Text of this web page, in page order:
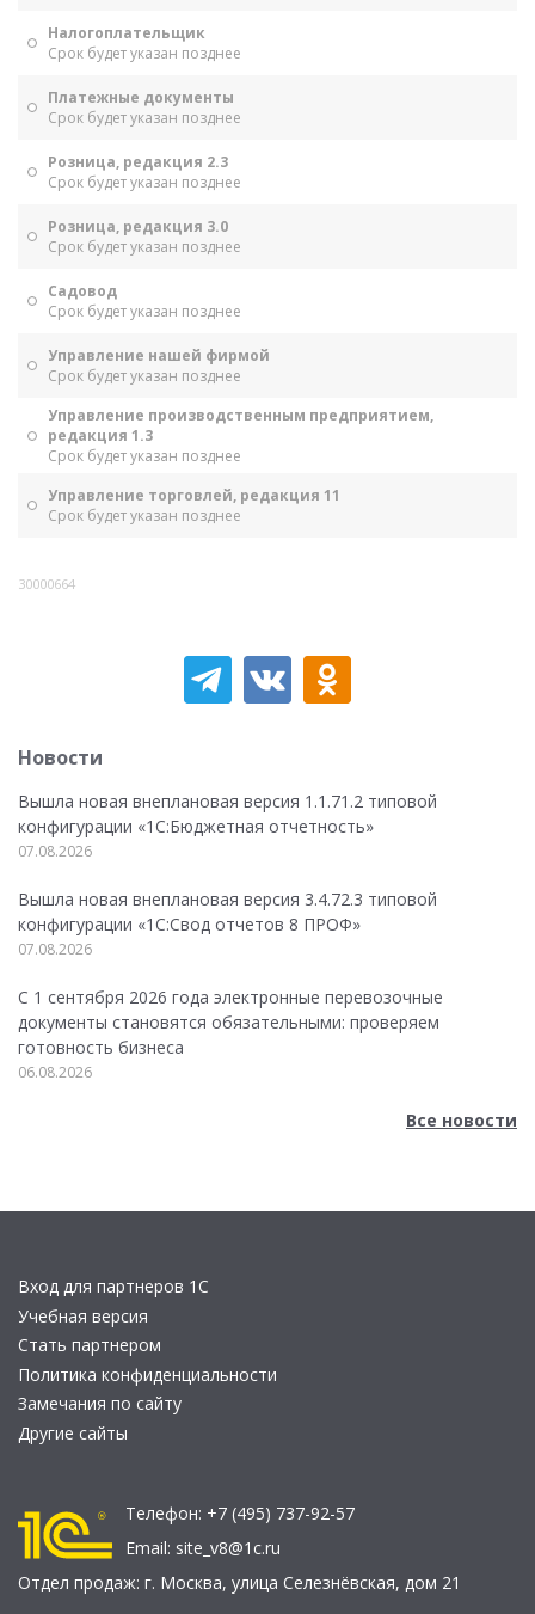
Налогоплательщик
Срок будет указан позднее
Платежные документы
Срок будет указан позднее
Розница, редакция 2.3
Срок будет указан позднее
Розница, редакция 3.0
Срок будет указан позднее
Садовод
Срок будет указан позднее
Управление нашей фирмой
Срок будет указан позднее
Управление производственным предприятием,
редакция 1.3
Срок будет указан позднее
Управление торговлей, редакция 11
Срок будет указан позднее
30000664
Новости
Вышла новая внеплановая версия 1.1.71.2 типовой
конфигурации «1C:Бюджетная отчетность»
07.08.2026
Вышла новая внеплановая версия 3.4.72.3 типовой
конфигурации «1C:Свод отчетов 8 ПРОФ»
07.08.2026
С 1 сентября 2026 года электронные перевозочные
документы становятся обязательными: проверяем
готовность бизнеса
06.08.2026
Все новости
Вход для партнеров 1С
Учебная версия
Стать партнером
Политика конфиденциальности
Замечания по сайту
Другие сайты
Телефон: +7 (495) 737-92-57
Email: site_v8@1c.ru
Отдел продаж: г. Москва, улица Селезнёвская, дом 21